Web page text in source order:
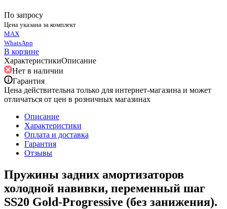
По запросу
Цена указана за комплект
MAX
WhatsApp
В корзине
ХарактеристикиОписание
Нет в наличии
Гарантия
Цена действительна только для интернет-магазина и может
отличаться от цен в розничных магазинах
Описание
Характеристики
Оплата и доставка
Гарантия
Отзывы
Пружины задних амортизаторов
холодной навивки, переменный шаг
SS20 Gold-Progressive (без занижения).